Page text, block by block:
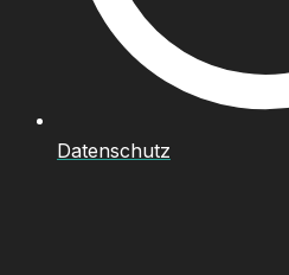
Datenschutz